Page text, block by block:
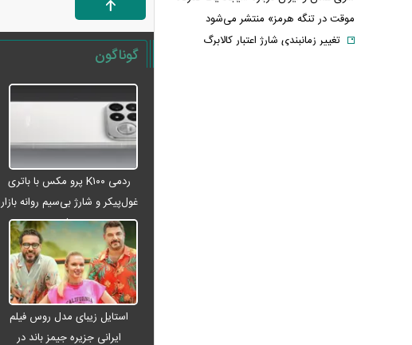
گوناگون
ردمی K۱۰۰ پرو مکس با باتری
غول‌پیکر و شارژ بی‌سیم روانه بازار
می‌شود
استایل زیبای مدل روس فیلم
ایرانی جزیره جیمز باند در
موقت در تنگه هرمز» منتشر می‌شود
تغییر زمانبندی‌ شارژ اعتبار کالابرگ